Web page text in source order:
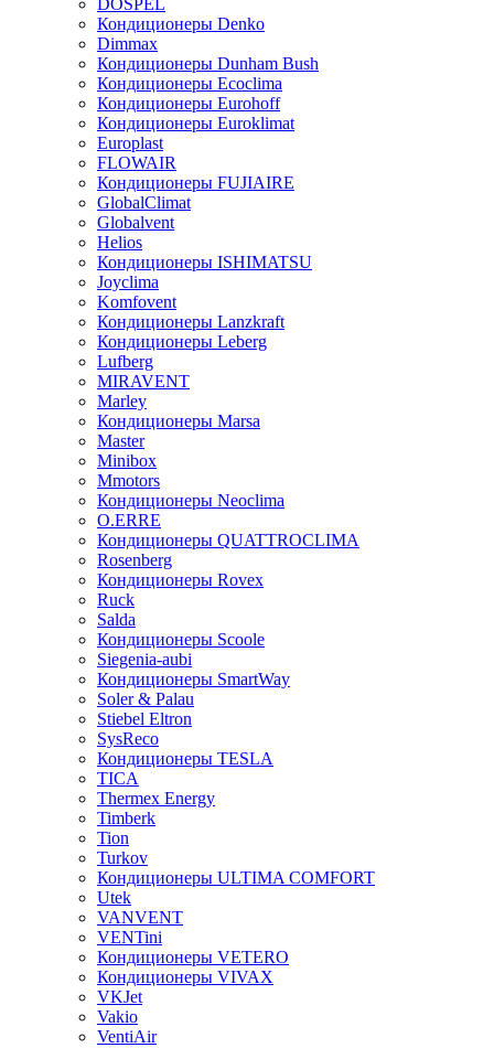
DOSPEL
Кондиционеры Denko
Dimmax
Кондиционеры Dunham Bush
Кондиционеры Ecoclima
Кондиционеры Eurohoff
Кондиционеры Euroklimat
Europlast
FLOWAIR
Кондиционеры FUJIAIRE
GlobalClimat
Globalvent
Helios
Кондиционеры ISHIMATSU
Joyclima
Komfovent
Кондиционеры Lanzkraft
Кондиционеры Leberg
Lufberg
MIRAVENT
Marley
Кондиционеры Marsa
Master
Minibox
Mmotors
Кондиционеры Neoclima
O.ERRE
Кондиционеры QUATTROCLIMA
Rosenberg
Кондиционеры Rovex
Ruck
Salda
Кондиционеры Scoole
Siegenia-aubi
Кондиционеры SmartWay
Soler & Palau
Stiebel Eltron
SysReco
Кондиционеры TESLA
TICA
Thermex Energy
Timberk
Tion
Turkov
Кондиционеры ULTIMA COMFORT
Utek
VANVENT
VENTini
Кондиционеры VETERO
Кондиционеры VIVAX
VKJet
Vakio
VentiAir